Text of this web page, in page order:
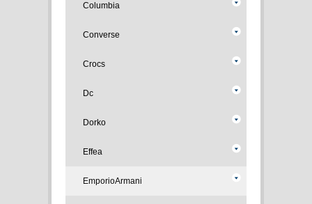
Columbia
Converse
Crocs
Dc
Dorko
Effea
EmporioArmani